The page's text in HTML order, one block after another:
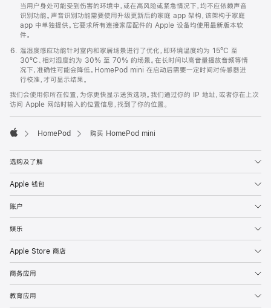
当用户身处可能受到伤害的环境中，或在高风险或紧急情况下，均不应依赖声音
识别功能。声音识别功能需要使用升级更新后的家庭 app 架构，该架构于家庭
app 中单独提供。它要求所有连接家居配件的 Apple 设备均使用最新版本软
件。
温湿度感应功能针对室内和家居场景进行了优化，即环境温度约为 15ºC 至
30ºC、相对湿度约为 30% 至 70% 的场景。在长时间以高音量播放音频等情
况下，准确性可能会降低。HomePod mini 在启动后需要一定时间对传感器进
行校准，才可显示结果。
我们会使用你所在位置，为你更快显示送货选项。我们通过你的 IP 地址，或者你在上次
访问 Apple 网站时输入的位置信息，找到了你的位置。
HomePod 购买 HomePod mini
选购及了解
Apple 钱包
账户
娱乐
Apple Store 商店
商务应用
教育应用